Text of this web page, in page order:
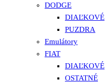
DODGE
DIAĽKOVÉ
PUZDRA
Emulátory
FIAT
DIAĽKOVÉ
OSTATNÉ